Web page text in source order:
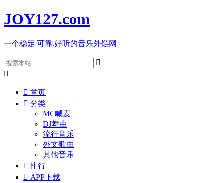
JOY127.com
一个稳定,可靠,好听的音乐外链网


 首页
 分类
MC喊麦
DJ舞曲
流行音乐
外文歌曲
其他音乐
 排行
 APP下载